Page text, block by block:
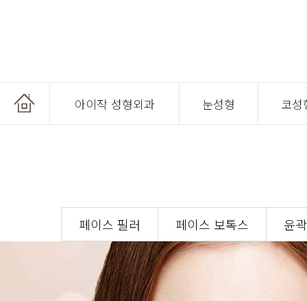
아이작 성형외과 눈성형 코성
온라인 예약
페이스 필러 페이스 보톡스 윤